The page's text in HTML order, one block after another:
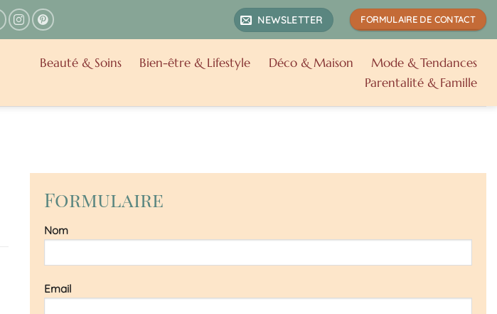
NEWSLETTER FORMULAIRE DE CONTACT
Beauté & Soins Bien-être & Lifestyle Déco & Maison
Mode & Tendances
Parentalité & Famille
Formulaire
Nom
Email